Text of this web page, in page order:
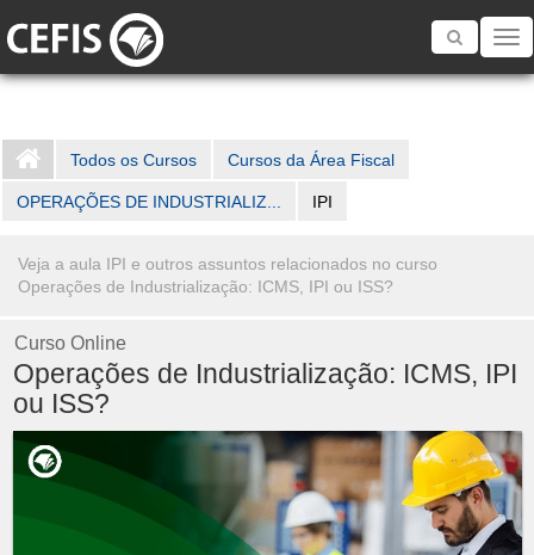
Toggle
Todos os Cursos Cursos da Área Fiscal
OPERAÇÕES DE INDUSTRIALIZ... IPI
Veja a aula IPI e outros assuntos relacionados no curso
Operações de Industrialização: ICMS, IPI ou ISS?
Curso Online
Operações de Industrialização: ICMS, IPI
ou ISS?